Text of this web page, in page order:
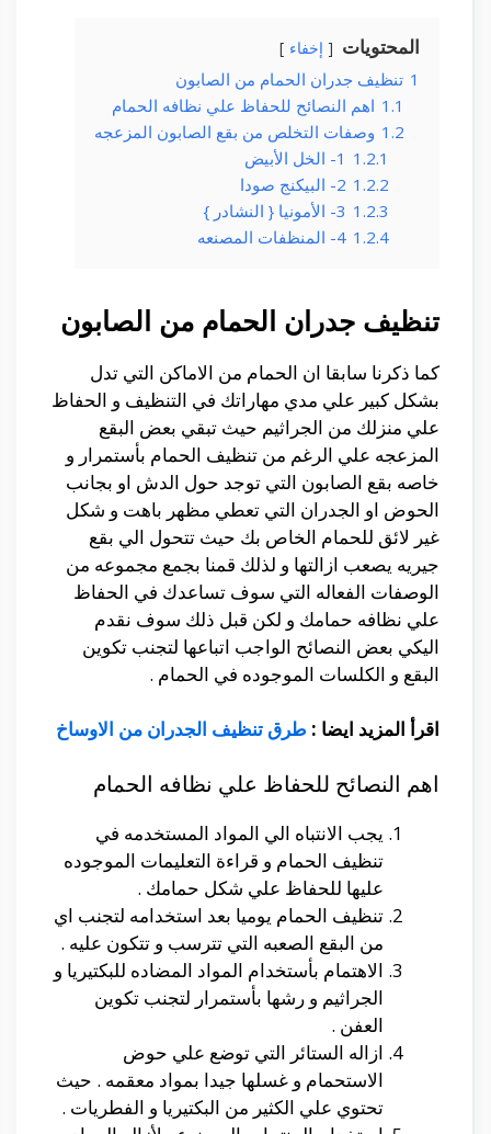
المحتويات إخفاء
1 تنظيف جدران الحمام من الصابون
1.1 اهم النصائح للحفاظ علي نظافه الحمام
1.2 وصفات التخلص من بقع الصابون المزعجه
1.2.1 1- الخل الأبيض
1.2.2 2- البيكنج صودا
1.2.3 3- الأمونيا { النشادر }
1.2.4 4- المنظفات المصنعه
تنظيف جدران الحمام من الصابون
كما ذكرنا سابقا ان الحمام من الاماكن التي تدل
بشكل كبير علي مدي مهاراتك في التنظيف و الحفاظ
علي منزلك من الجراثيم حيث تبقي بعض البقع
المزعجه علي الرغم من تنظيف الحمام بأستمرار و
خاصه بقع الصابون التي توجد حول الدش او بجانب
الحوض او الجدران التي تعطي مظهر باهت و شكل
غير لائق للحمام الخاص بك حيث تتحول الي بقع
جيريه يصعب ازالتها و لذلك قمنا بجمع مجموعه من
الوصفات الفعاله التي سوف تساعدك في الحفاظ
علي نظافه حمامك و لكن قبل ذلك سوف نقدم
اليكي بعض النصائح الواجب اتباعها لتجنب تكوين
البقع و الكلسات الموجوده في الحمام .
اقرأ المزيد ايضا : طرق تنظيف الجدران من الاوساخ
اهم النصائح للحفاظ علي نظافه الحمام
يجب الانتباه الي المواد المستخدمه في
تنظيف الحمام و قراءة التعليمات الموجوده
عليها للحفاظ علي شكل حمامك .
تنظيف الحمام يوميا بعد استخدامه لتجنب اي
من البقع الصعبه التي تترسب و تتكون عليه .
الاهتمام بأستخدام المواد المضاده للبكتيريا و
الجراثيم و رشها بأستمرار لتجنب تكوين
العفن .
ازاله الستائر التي توضع علي حوض
الاستحمام و غسلها جيدا بمواد معقمه . حيث
تحتوي علي الكثير من البكتيريا و الفطريات .